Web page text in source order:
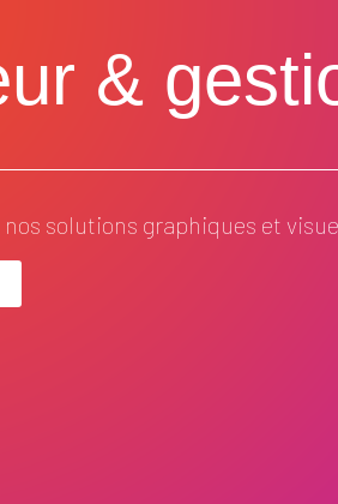
&
solutions graphiques et